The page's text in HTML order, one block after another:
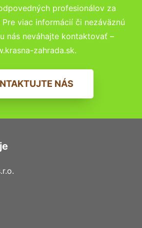
profesionálov za
viac informácií či nezáväznú
nás neváhajte kontaktovať –
zahrada.sk.
NÁS